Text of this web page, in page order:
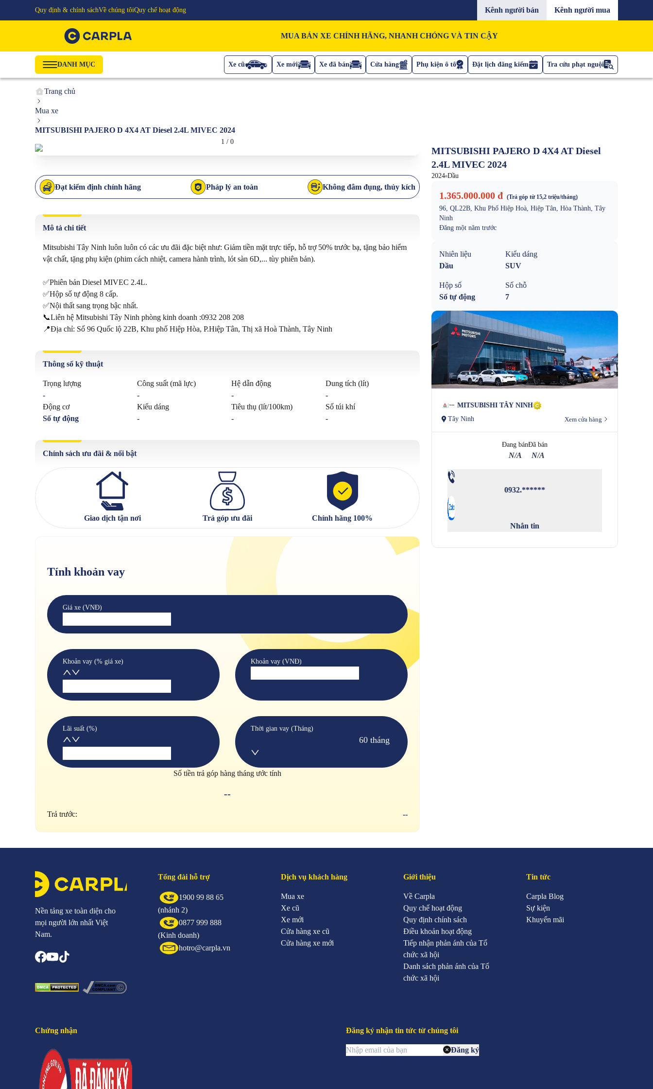
Quy định & chính sáchVề chúng tôiQuy chế hoạt động Kênh người bán Kênh người mua
MUA BÁN XE CHÍNH HÃNG, NHANH CHÓNG VÀ TIN CẬY
DANH MỤC Xe cũ Xe mới Xe đã bán Cửa hàng Phụ kiện ô tô Đặt lịch đăng kiểm Tra cứu phạt nguội
Trang chủ
Mua xe
MITSUBISHI PAJERO D 4X4 AT Diesel 2.4L MIVEC 2024
1 / 0
Đạt kiểm định chính hãng Pháp lý an toàn Không đâm đụng, thủy kích
Mô tả chi tiết
Mitsubishi Tây Ninh luôn luôn có các ưu đãi đặc biệt như: Giảm tiền mặt trực tiếp, hỗ trợ 50% trước bạ, tặng bảo hiểm
vật chất, tặng phụ kiện (phim cách nhiệt, camera hành trình, lót sàn 6D,... tùy phiên bản).
✅Phiên bản Diesel MIVEC 2.4L.
✅Hộp số tự động 8 cấp.
✅Nội thất sang trọng bậc nhất.
📞Liên hệ Mitsubishi Tây Ninh phòng kinh doanh :0932 208 208
📍Địa chỉ: Số 96 Quốc lộ 22B, Khu phố Hiệp Hòa, P.Hiệp Tân, Thị xã Hoà Thành, Tây Ninh
Thông số kỹ thuật
Trọng lượng
-
Động cơ
Số tự động
Công suất (mã lực)
-
Kiểu dáng
-
Hệ dẫn động
-
Tiêu thụ (lít/100km)
-
Dung tích (lít)
-
Số túi khí
-
Chính sách ưu đãi & nổi bật
Giao dịch tận nơi Trả góp ưu đãi Chính hãng 100%
Tính khoản vay
Giá xe (VNĐ)
Khoản vay (% giá xe) Khoản vay (VNĐ)
Lãi suất (%) Thời gian vay (Tháng)
60 tháng
Số tiền trả góp hàng tháng ước tính
--
Trả trước: --
MITSUBISHI PAJERO D 4X4 AT Diesel
2.4L MIVEC 2024
2024 Dầu
1.365.000.000 đ (Trả góp từ 15,2 triệu/tháng)
96, QL22B, Khu Phố Hiệp Hoà, Hiệp Tân, Hòa Thành, Tây
Ninh
Đăng một năm trước
Nhiên liệu
Dầu
Kiểu dáng
SUV
Hộp số
Số tự động
Số chỗ
7
MITSUBISHI TÂY NINH
Tây Ninh
Xem cửa hàng
Đang bán
N/A
Đã bán
N/A
0932.******
Nhắn tin
Nền tảng xe toàn diện cho
mọi người lớn nhất Việt
Nam.
Tổng đài hỗ trợ
1900 99 88 65
(nhánh 2)
0877 999 888
(Kinh doanh)
hotro@carpla.vn
Dịch vụ khách hàng
Mua xe
Xe cũ
Xe mới
Cửa hàng xe cũ
Cửa hàng xe mới
Giới thiệu
Về Carpla
Quy chế hoạt động
Quy định chính sách
Điều khoản hoạt động
Tiếp nhận phản ánh của Tổ
chức xã hội
Danh sách phản ánh của Tổ
chức xã hội
Tin tức
Carpla Blog
Sự kiện
Khuyến mãi
Chứng nhận Đăng ký nhận tin tức từ chúng tôi
Đăng ký